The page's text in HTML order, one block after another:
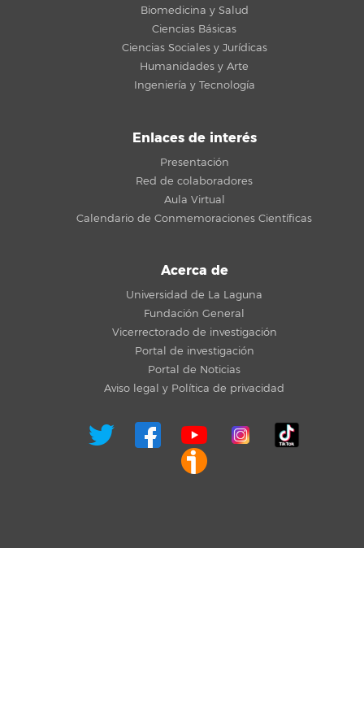
Biomedicina y Salud
Ciencias Básicas
Ciencias Sociales y Jurídicas
Humanidades y Arte
Ingeniería y Tecnología
Enlaces de interés
Presentación
Red de colaboradores
Aula Virtual
Calendario de Conmemoraciones Científicas
Acerca de
Universidad de La Laguna
Fundación General
Vicerrectorado de investigación
Portal de investigación
Portal de Noticias
Aviso legal y Política de privacidad